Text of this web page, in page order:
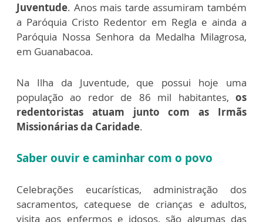
Juventude. Anos mais tarde assumiram também
a Paróquia Cristo Redentor em Regla e ainda a
Paróquia Nossa Senhora da Medalha Milagrosa,
em Guanabacoa.
Na Ilha da Juventude, que possui hoje uma
população ao redor de 86 mil habitantes, os
redentoristas atuam junto com as Irmãs
Missionárias da Caridade.
Saber ouvir e caminhar com o povo
Celebrações eucarísticas, administração dos
sacramentos, catequese de crianças e adultos,
visita aos enfermos e idosos, são algumas das